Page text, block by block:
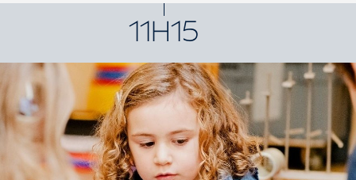
11H15